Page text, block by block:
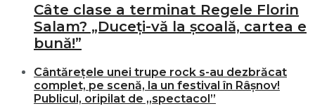
Câte clase a terminat Regele Florin
Salam? „Duceți-vă la școală, cartea e
bună!”
Cântărețele unei trupe rock s-au dezbrăcat
complet, pe scenă, la un festival în Râșnov!
Publicul, oripilat de „spectacol”